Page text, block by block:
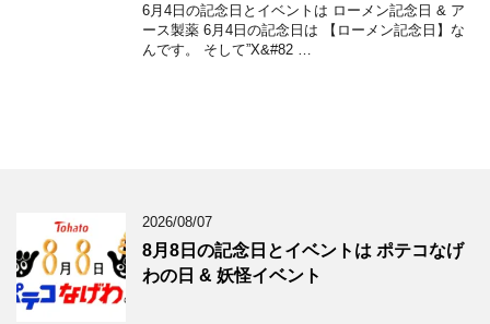
6月4日の記念日とイベントは ローメン記念日 & ア
ース製薬 6月4日の記念日は 【ローメン記念日】な
んです。 そして”X&#82 …
2026/08/07
8月8日の記念日とイベントは ポテコなげ
わの日 & 妖怪イベント